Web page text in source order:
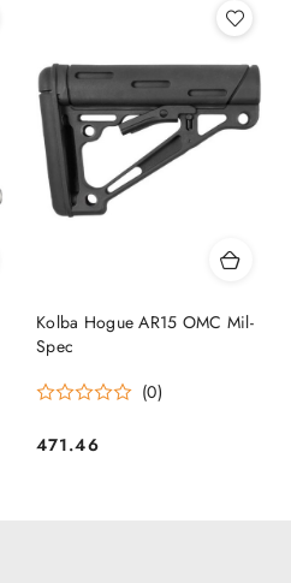
Kolba Hogue AR15 OMC Mil-
Spec
(0)
Cena:
471.46